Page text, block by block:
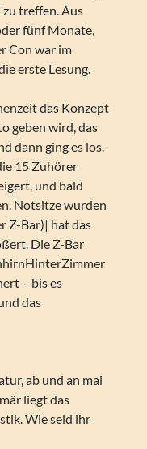
zu treffen. Aus
fünf Monate,
Con war im
erste Lesung.
das Konzept
geben wird, das
dann ging es los.
15 Zuhörer
und bald
Notsitze wurden
Z-Bar)| hat das
Die Z-Bar
– bis es
das
ab und an mal
liegt das
Wie seid ihr